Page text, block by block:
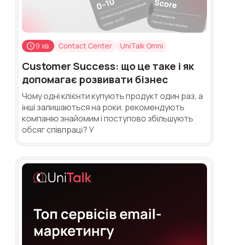
9 хв. Contact Center UniTalk Omni
Customer Success: що це таке і як
допомагає розвивати бізнес
Чому одні клієнти купують продукт один раз, а
інші залишаються на роки, рекомендують
компанію знайомим і поступово збільшують
обсяг співпраці? У